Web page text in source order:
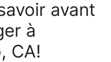
avant
à
CA!